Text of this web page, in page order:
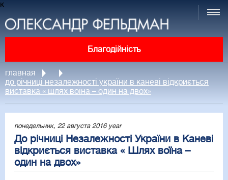
к
Благодійність
главная
до річниці незалежності україни в каневі відкриється
виставка « шлях воїна – один на двох»
понедельник, 22 августа 2016 year
До річниці Незалежності України в Каневі
відкриється виставка « Шлях воїна –
один на двох»